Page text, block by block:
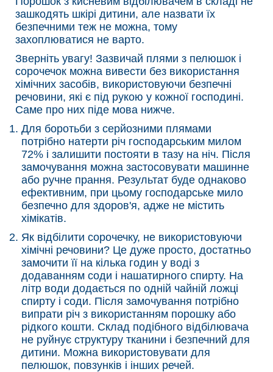
зашкодять шкірі дитини, але назвати їх
безпечними теж не можна, тому
захоплюватися не варто.
Зверніть увагу! Зазвичай плями з пелюшок і
сорочечок можна вивести без використання
хімічних засобів, використовуючи безпечні
речовини, які є під рукою у кожної господині.
Саме про них піде мова нижче.
Для боротьби з серйозними плямами
потрібно натерти річ господарським милом
72% і залишити постояти в тазу на ніч. Після
замочування можна застосовувати машинне
або ручне прання. Результат буде однаково
ефективним, при цьому господарське мило
безпечно для здоров'я, адже не містить
хімікатів.
Як відбілити сорочечку, не використовуючи
хімічні речовини? Це дуже просто, достатньо
замочити її на кілька годин у воді з
додаванням соди і нашатирного спирту. На
літр води додається по одній чайній ложці
спирту і соди. Після замочування потрібно
випрати річ з використанням порошку або
рідкого кошти. Склад подібного відбілювача
не руйнує структуру тканини і безпечний для
дитини. Можна використовувати для
пелюшок, повзунків і інших речей.